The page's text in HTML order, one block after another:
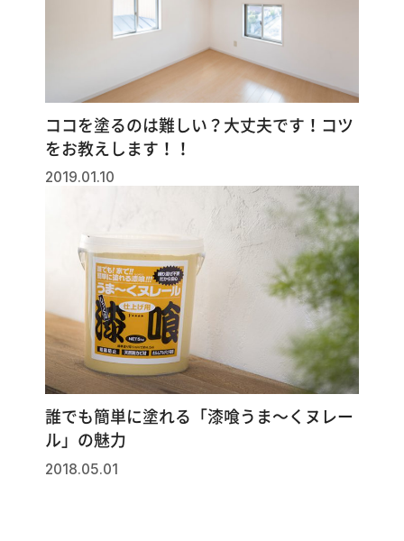
ココを塗るのは難しい？大丈夫です！コツ
をお教えします！！
2019.01.10
誰でも簡単に塗れる「漆喰うま～くヌレー
ル」の魅力
2018.05.01